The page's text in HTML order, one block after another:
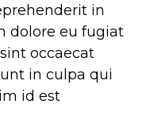
in
dolore eu fugiat
occaecat
in culpa qui
id est